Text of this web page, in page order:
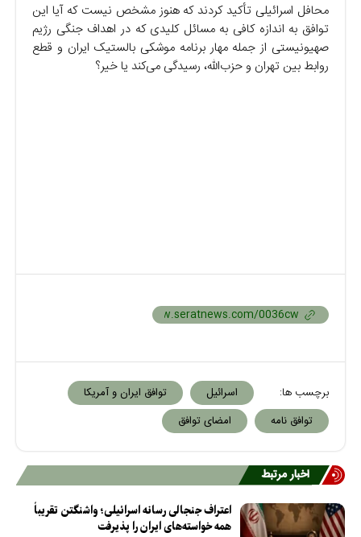
محافل اسرائیلی تأکید کردند که هنوز مشخص نیست که آیا این
توافق به اندازه کافی به مسائل کلیدی که در اهداف جنگی رژیم
صهیونیستی از جمله مهار برنامه موشکی بالستیک ایران و قطع
روابط بین تهران و حزب‌الله، رسیدگی می‌کند یا خیر؟
برچسب ها: اسرائیل
توافق ایران و آمریکا
توافق نامه
امضای توافق
اخبار مرتبط
اعتراف جنجالی رسانه اسرائیلی؛ واشنگتن تقریباً
همه خواسته‌های ایران را پذیرفت